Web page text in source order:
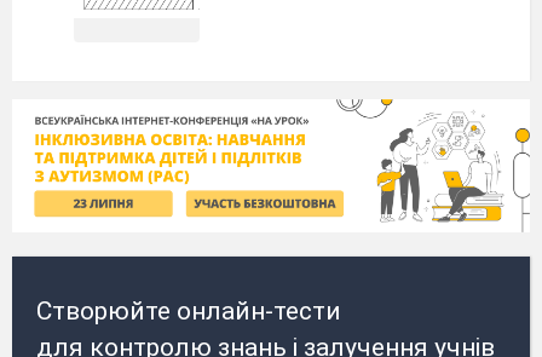
Створюйте онлайн-тести
для контролю знань і залучення учнів